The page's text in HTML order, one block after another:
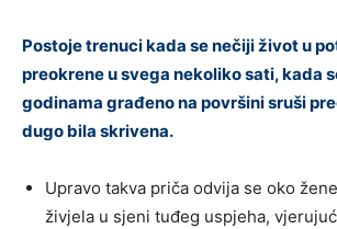
Postoje trenuci kada se nečiji život u
preokrene u svega nekoliko sati, kada
godinama građeno na površini sruši
dugo bila skrivena.
Upravo takva priča odvija se oko
živjela u sjeni tuđeg uspjeha,